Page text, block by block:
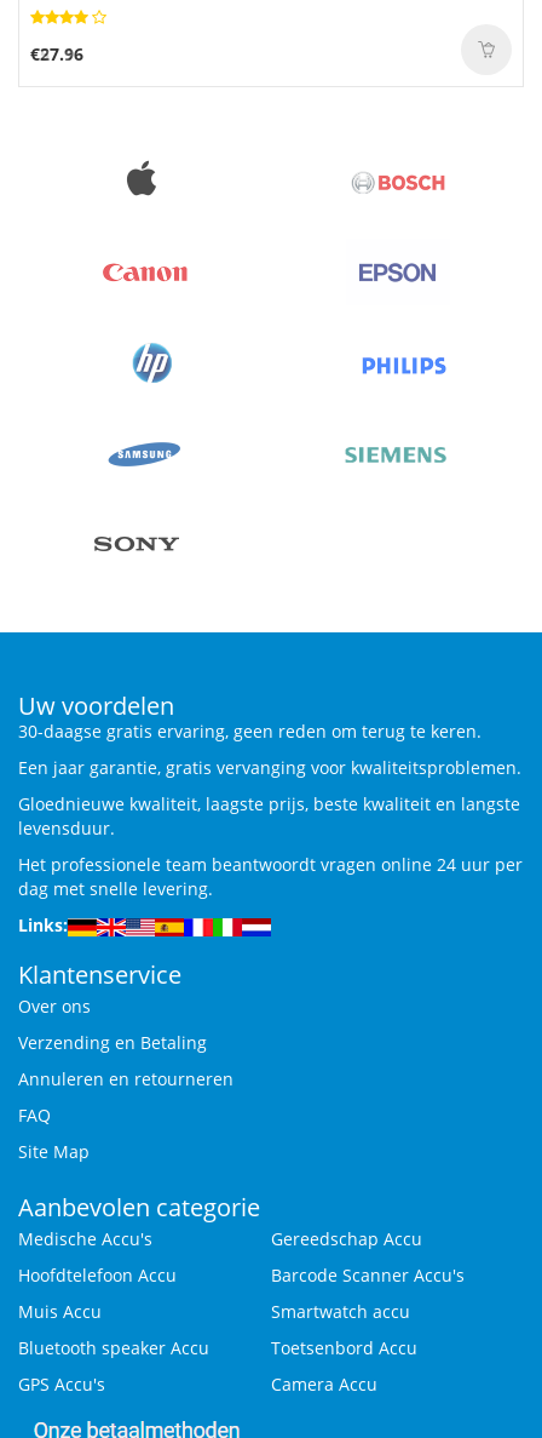
€27.96
Uw voordelen
30-daagse gratis ervaring, geen reden om terug te keren.
Een jaar garantie, gratis vervanging voor kwaliteitsproblemen.
Gloednieuwe kwaliteit, laagste prijs, beste kwaliteit en langste
levensduur.
Het professionele team beantwoordt vragen online 24 uur per
dag met snelle levering.
Links:
Klantenservice
Over ons
Verzending en Betaling
Annuleren en retourneren
FAQ
Site Map
Aanbevolen categorie
Medische Accu's
Gereedschap Accu
Hoofdtelefoon Accu
Barcode Scanner Accu's
Muis Accu
Smartwatch accu
Bluetooth speaker Accu
Toetsenbord Accu
GPS Accu's
Camera Accu